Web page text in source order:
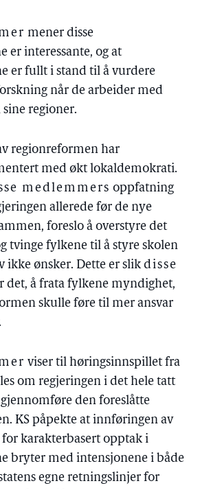
mener disse
er interessante, og at
er fullt i stand til å vurdere
når de arbeider med
regioner.
regionreformen har
med økt lokaldemokrati.
medlemmers oppfatning
allerede før de nye
foreslo å overstyre det
tvinge fylkene til å styre skolen
ikke ønsker. Dette er slik disse
det, å frata fylkene myndighet,
skulle føre til mer ansvar
viser til høringsinnspillet fra
om regjeringen i det hele tatt
den foreslåtte
KS påpekte at innføringen av
karakterbasert opptak i
bryter med intensjonene i både
egne retningslinjer for